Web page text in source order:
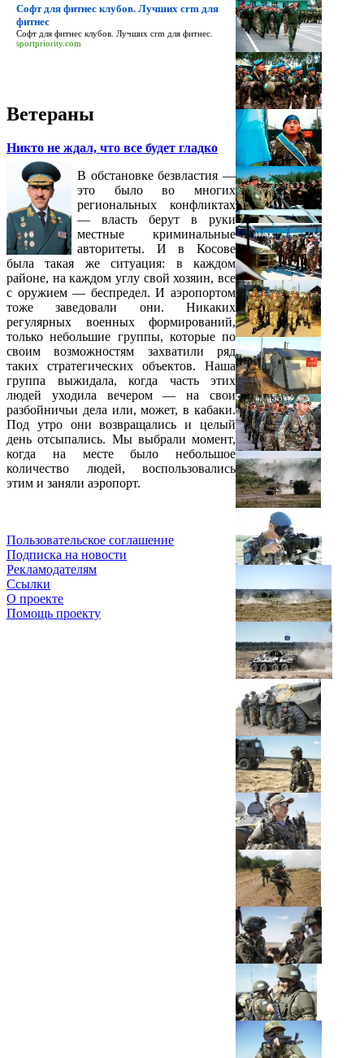
Софт для фитнес клубов. Лучших crm для
фитнес
Софт для фитнес клубов. Лучших crm для фитнес.
sportpriority.com
Ветераны
Никто не ждал, что все будет гладко
В обстановке безвластия —
это было во многих
региональных конфликтах
— власть берут в руки
местные криминальные
авторитеты. И в Косове
была такая же ситуация: в каждом
районе, на каждом углу свой хозяин, все
с оружием — беспредел. И аэропортом
тоже заведовали они. Никаких
регулярных военных формирований,
только небольшие группы, которые по
своим возможностям захватили ряд
таких стратегических объектов. Наша
группа выжидала, когда часть этих
людей уходила вечером — на свои
разбойничьи дела или, может, в кабаки.
Под утро они возвращались и целый
день отсыпались. Мы выбрали момент,
когда на месте было небольшое
количество людей, воспользовались
этим и заняли аэропорт.
Пользовательское соглашение
Подписка на новости
Рекламодателям
Ссылки
О проекте
Помощь проекту